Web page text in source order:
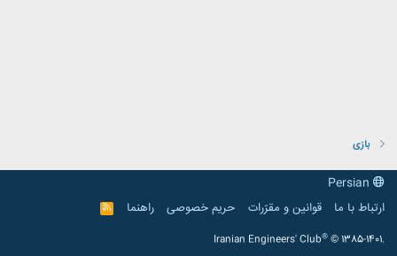
بازی
ارتباط با ما
قوانین و مقرّرات حریم خصوصی راهنما
R
S
Iranian Engineers' Club® © 1385-1401.